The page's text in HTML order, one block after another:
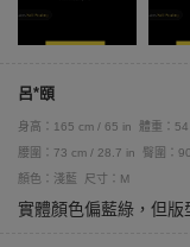
呂*頤
身高：165 cm / 65 in 體重：
腰圍：73 cm / 28.7 in
臀圍：
顏色：淺藍
尺寸：M
實體顏色偏藍綠，但